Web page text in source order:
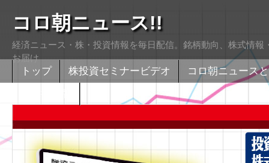
コロ朝ニュース!!
経済ニュース・株・投資情報を毎日配信。銘柄動向、株式情
お届け
トップ 株投資セミナービデオ
コロ朝ニュース